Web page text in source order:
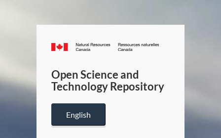
Canada.ca
/
Canada
Open Science and
Technology Repository
English